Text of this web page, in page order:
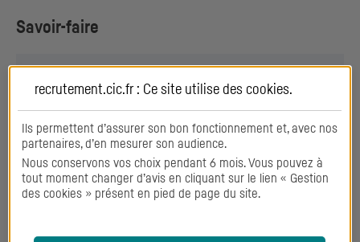
Savoir-faire
Conseil
Gestion du temps réel
Information financière
Ingénierie financière
recrutement.cic.fr : Ce site utilise des cookies.
Ils permettent d’assurer son bon fonctionnement et, avec nos
partenaires, d’en mesurer son audience.
Nous conservons vos choix pendant 6 mois. Vous pouvez à
tout moment changer d’avis en cliquant sur le lien « Gestion
des cookies » présent en pied de page du site.